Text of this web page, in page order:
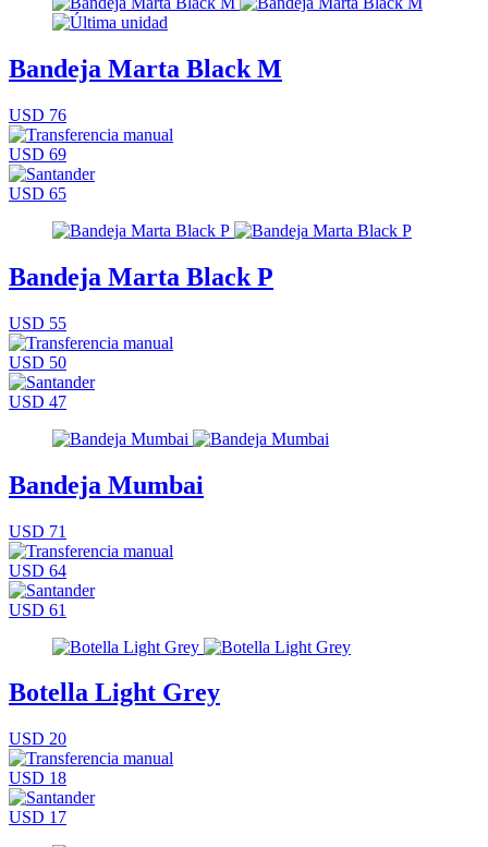
Bandeja Marta Black M
USD 76
USD 69
USD 65
Bandeja Marta Black P
USD 55
USD 50
USD 47
Bandeja Mumbai
USD 71
USD 64
USD 61
Botella Light Grey
USD 20
USD 18
USD 17